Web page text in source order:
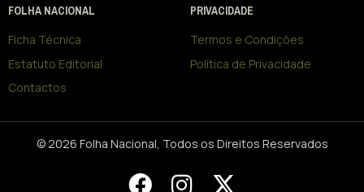
FOLHA NACIONAL
Ficha Técnica
Estatuto Editorial
Contactos
PRIVACIDADE
Termos e Condições
Política de Privacidade
© 2026 Folha Nacional, Todos os Direitos Reservados